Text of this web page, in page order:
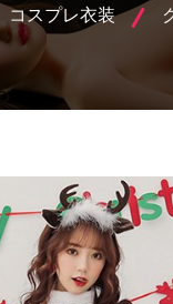
コスプレ衣装